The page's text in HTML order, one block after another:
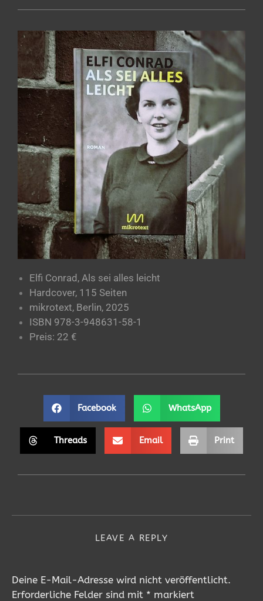
Elfi Conrad, Als sei alles leicht
Hardcover, 115 Seiten
mikrotext, Berlin, 2025
ISBN 978-3-948631-58-1
Preis: 22 €
Facebook WhatsApp
Threads Email Print
LEAVE A REPLY
Deine E-Mail-Adresse wird nicht veröffentlicht.
Erforderliche Felder sind mit * markiert